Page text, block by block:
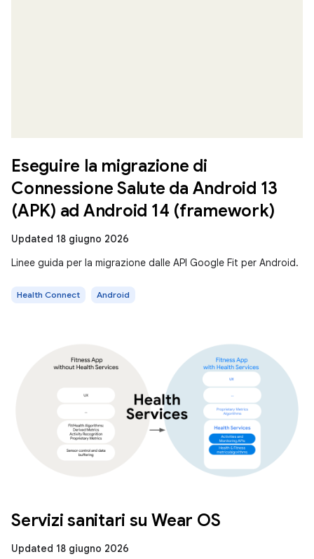
Eseguire la migrazione di
Connessione Salute da Android 13
(APK) ad Android 14 (framework)
Updated 18 giugno 2026
Linee guida per la migrazione dalle API Google Fit per Android.
Health Connect Android
Servizi sanitari su Wear OS
Updated 18 giugno 2026